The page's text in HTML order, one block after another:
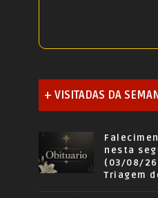
+ VISITADAS DA
nesta
(03/08/
Triagem